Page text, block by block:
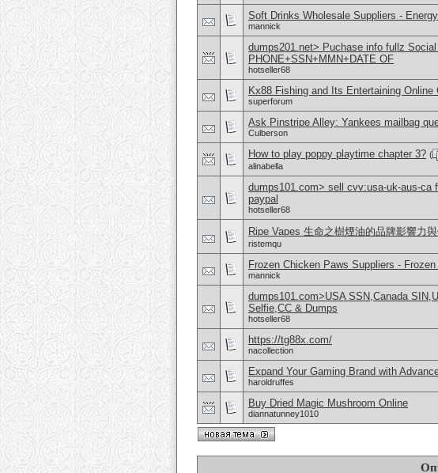
Soft Drinks Wholesale Suppliers -
mannick
dumps201.net> Puchase info fullz
PHONE+SSN+MMN+DATE OF
hotseller68
Kx88 Fishing and Its Entertaining Online
superforum
Ask Pinstripe Alley: Yankees mailbag
Culberson
How to play poppy playtime chapter 3? (
alinabella
dumps101.com> sell cvv:usa-uk-aus-ca
paypal
hotseller68
Ripe Vapes 生命之樹煙油的品牌影響力
ristemqu
Frozen Chicken Paws Suppliers -
mannick
dumps101.com>USA SSN,Canada
Selfie,CC & Dumps
hotseller68
https://tg88x.com/
nacollection
Expand Your Gaming Brand with
haroldruffes
Buy Dried Magic Mushroom Online
diannatunney1010